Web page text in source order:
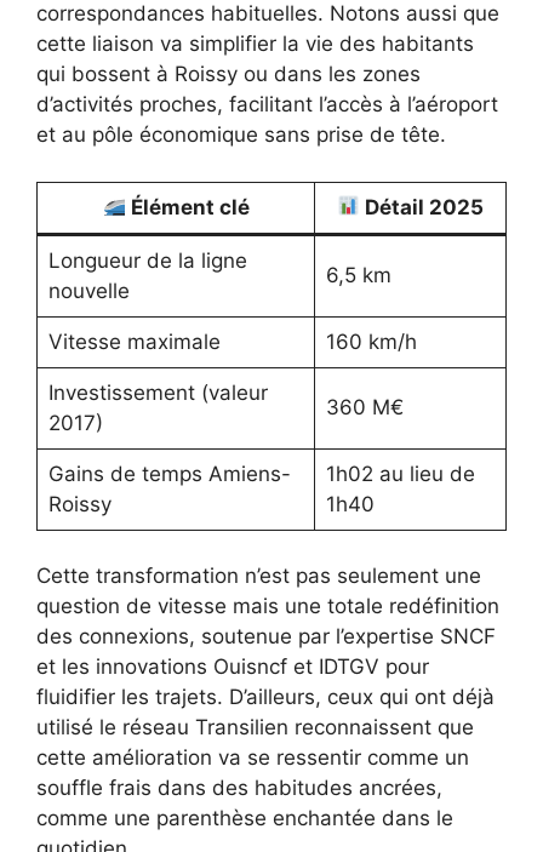
correspondances habituelles. Notons aussi que
cette liaison va simplifier la vie des habitants
qui bossent à Roissy ou dans les zones
d’activités proches, facilitant l’accès à l’aéroport
et au pôle économique sans prise de tête.
Élément clé Détail 2025
Longueur de la ligne
nouvelle
6,5 km
Vitesse maximale 160 km/h
Investissement (valeur
2017)
360 M€
Gains de temps Amiens-
Roissy
1h02 au lieu de
1h40
Cette transformation n’est pas seulement une
question de vitesse mais une totale redéfinition
des connexions, soutenue par l’expertise SNCF
et les innovations Ouisncf et IDTGV pour
fluidifier les trajets. D’ailleurs, ceux qui ont déjà
utilisé le réseau Transilien reconnaissent que
cette amélioration va se ressentir comme un
souffle frais dans des habitudes ancrées,
comme une parenthèse enchantée dans le